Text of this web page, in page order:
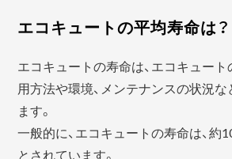
エコキュートの平均寿命は？
エコキュートの寿命は、エコキュート
用方法や環境、メンテナンスの状況
ます。
一般的に、エコキュートの寿命は、約
とされています。